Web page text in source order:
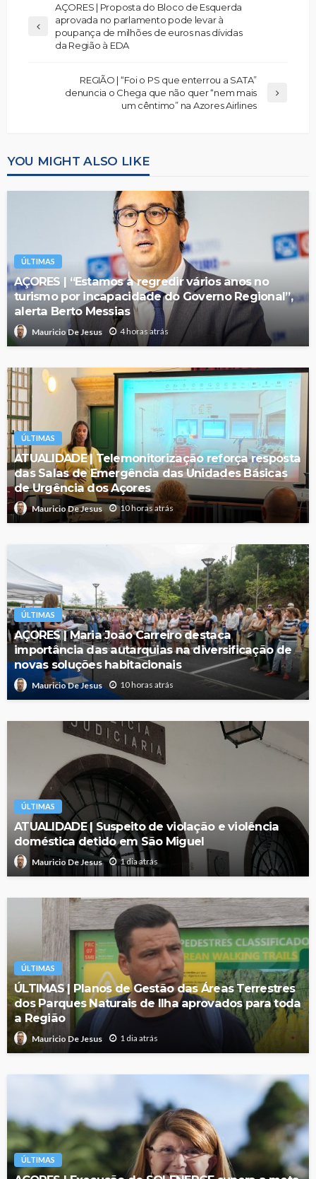
AÇORES | Proposta do Bloco de Esquerda
aprovada no parlamento pode levar à
poupança de milhões de euros nas dívidas
da Região à EDA
REGIÃO | “Foi o PS que enterrou a SATA”
denuncia o Chega que não quer “nem mais
um cêntimo” na Azores Airlines
YOU MIGHT ALSO LIKE
ÚLTIMAS
AÇORES | “Estamos a regredir vários anos no
turismo por incapacidade do Governo Regional”,
alerta Berto Messias
Mauricio De Jesus 4 horas atrás
ÚLTIMAS
ATUALIDADE | Telemonitorização reforça resposta
das Salas de Emergência das Unidades Básicas
de Urgência dos Açores
Mauricio De Jesus 10 horas atrás
ÚLTIMAS
AÇORES | Maria João Carreiro destaca
importância das autarquias na diversificação de
novas soluções habitacionais
Mauricio De Jesus 10 horas atrás
ÚLTIMAS
ATUALIDADE | Suspeito de violação e violência
doméstica detido em São Miguel
Mauricio De Jesus 1 dia atrás
ÚLTIMAS
ÚLTIMAS | Planos de Gestão das Áreas Terrestres
dos Parques Naturais de Ilha aprovados para toda
a Região
Mauricio De Jesus 1 dia atrás
ÚLTIMAS